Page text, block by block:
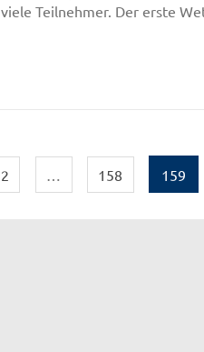
viele Teilnehmer. Der erste
2 158 159